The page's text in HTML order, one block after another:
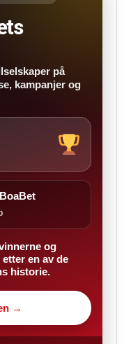
på
kampanjer og
BoaBet
og
en av de
historie.
→